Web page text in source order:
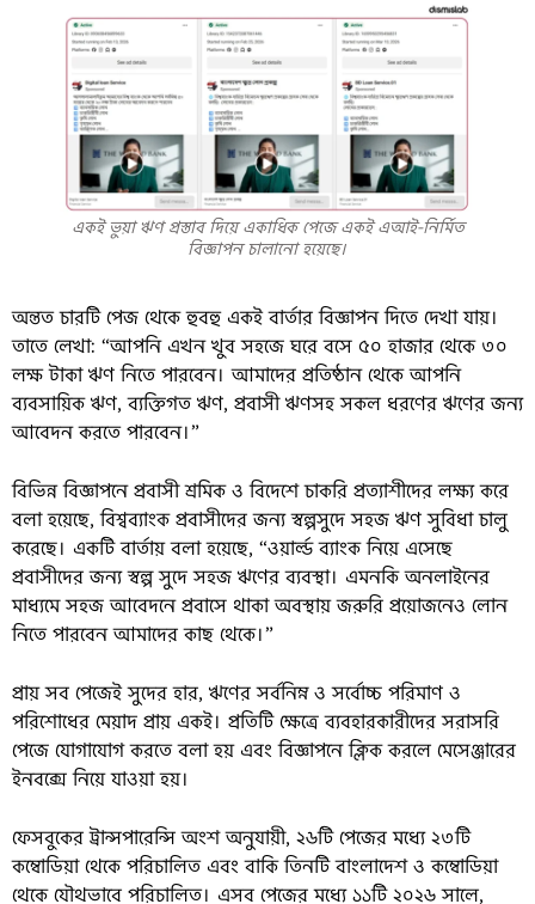
একই ভুয়া ঋণ প্রস্তাব দিয়ে একাধিক পেজে একই এআই-নির্মিত
বিজ্ঞাপন চালানো হয়েছে।
অন্তত চারটি পেজ থেকে হুবহু একই বার্তার বিজ্ঞাপন দিতে দেখা যায়।
তাতে লেখা: “আপনি এখন খুব সহজে ঘরে বসে ৫০ হাজার থেকে ৩০
লক্ষ টাকা ঋণ নিতে পারবেন। আমাদের প্রতিষ্ঠান থেকে আপনি
ব্যবসায়িক ঋণ, ব্যক্তিগত ঋণ, প্রবাসী ঋণসহ সকল ধরণের ঋণের জন্য
আবেদন করতে পারবেন।”
বিভিন্ন বিজ্ঞাপনে প্রবাসী শ্রমিক ও বিদেশে চাকরি প্রত্যাশীদের লক্ষ্য করে
বলা হয়েছে, বিশ্বব্যাংক প্রবাসীদের জন্য স্বল্পসুদে সহজ ঋণ সুবিধা চালু
করেছে। একটি বার্তায় বলা হয়েছে, “ওয়ার্ল্ড ব্যাংক নিয়ে এসেছে
প্রবাসীদের জন্য স্বল্প সুদে সহজ ঋণের ব্যবস্থা। এমনকি অনলাইনের
মাধ্যমে সহজ আবেদনে প্রবাসে থাকা অবস্থায় জরুরি প্রয়োজনেও লোন
নিতে পারবেন আমাদের কাছ থেকে।”
প্রায় সব পেজেই সুদের হার, ঋণের সর্বনিম্ন ও সর্বোচ্চ পরিমাণ ও
পরিশোধের মেয়াদ প্রায় একই। প্রতিটি ক্ষেত্রে ব্যবহারকারীদের সরাসরি
পেজে যোগাযোগ করতে বলা হয় এবং বিজ্ঞাপনে ক্লিক করলে মেসেঞ্জারের
ইনবক্সে নিয়ে যাওয়া হয়।
ফেসবুকের ট্রান্সপারেন্সি অংশ অনুযায়ী, ২৬টি পেজের মধ্যে ২৩টি
কম্বোডিয়া থেকে পরিচালিত এবং বাকি তিনটি বাংলাদেশ ও কম্বোডিয়া
থেকে যৌথভাবে পরিচালিত। এসব পেজের মধ্যে ১১টি ২০২৬ সালে,